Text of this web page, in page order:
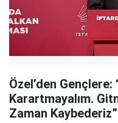
Özel’den Gençlere:
Karartmayalım.
Zaman Kaybederiz”